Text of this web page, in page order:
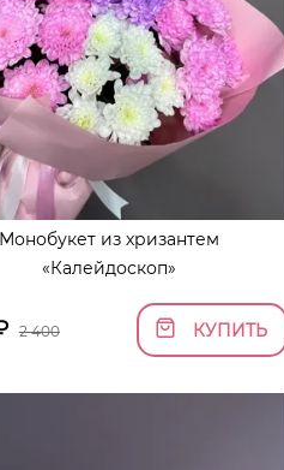
Монобукет из хризантем
«Калейдоскоп»
2 400 КУПИТЬ